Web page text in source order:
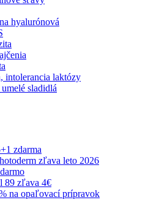
hyalurónová
intolerancia laktózy
sladidlá
zdarma
zľava leto 2026
89 zľava 4€
na opaľovací prípravok